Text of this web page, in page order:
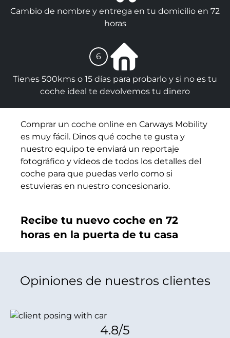
Cambio de nombre y entrega en tu domicilio en 72
horas
6
Tienes 500kms o 15 días para probarlo y si no es tu
coche ideal te devolvemos tu dinero
Comprar un coche online en Carways Mobility
es muy fácil. Dinos qué coche te gusta y
nuestro equipo te enviará un reportaje
fotográfico y vídeos de todos los detalles del
coche para que puedas verlo como si
estuvieras en nuestro concesionario.
Recibe tu nuevo coche en 72
horas en la puerta de tu casa
Opiniones de nuestros clientes
4.8/5